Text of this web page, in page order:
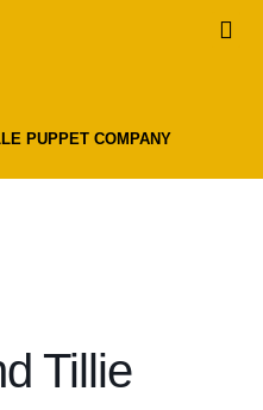
PUPPET COMPANY
Tillie